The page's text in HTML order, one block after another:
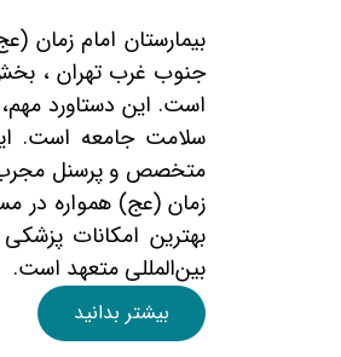
بیمارستان امام زمان
است. این دستاورد
سلامت جامعه است.
متخصص و پرسنل مجرب،
زمان (عج) همواره در
بهترین امکانات
بین‌المللی متعهد است.
بیشتر بدانید